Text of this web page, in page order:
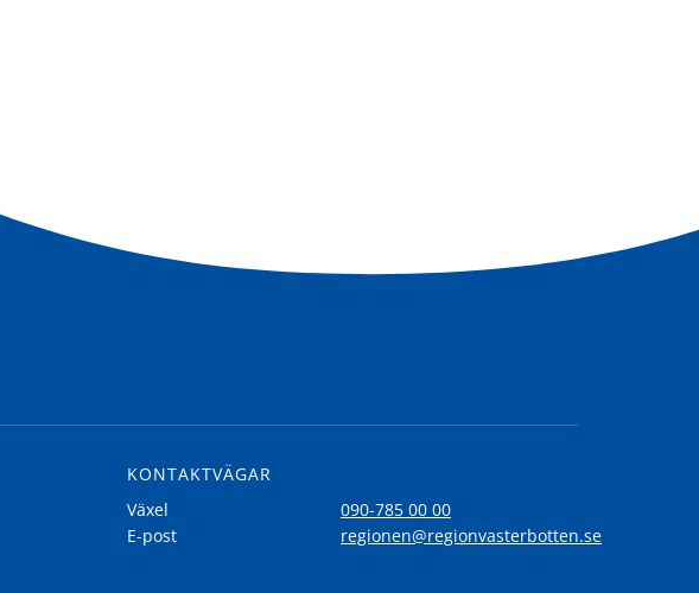
KONTAKTVÄGAR
Växel
090-785 00 00
E-post
regionen@regionvasterbotten.se